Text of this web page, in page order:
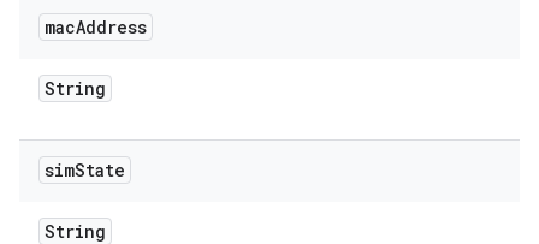
macAddress
String
simState
String